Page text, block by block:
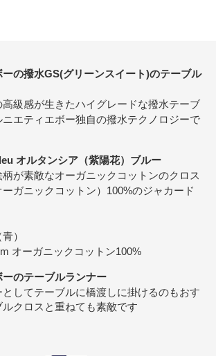
ーの撥水GS(グリーンスイート)のテーブル
級感が生きたハイグレードな撥水テーブ
ニエティエボー独自の撥水テクノロジーで
オルタンシア（紫陽花）ブルー
が素敵なオーガニックコットンのクロス
ガニックコットン）100%のジャカード
）
オーガニックコットン100%
のテーブルランナー
してテーブルに橋渡しに掛けるのもおす
クロスと重ねても素敵です